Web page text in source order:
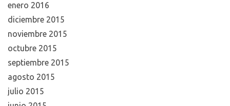
enero 2016
diciembre 2015
noviembre 2015
octubre 2015
septiembre 2015
agosto 2015
julio 2015